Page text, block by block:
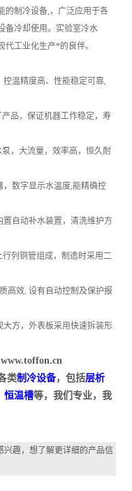
的制冷设备,，广泛应用于各
冷却使用。 实验室冷水
工业化生产*的良伴。
温精度高、性能稳定可靠,
品，保证机器工作稳定，寿
，大流量，效率高，恒久耐
数字显示水温度,能精确控
自动补水装置，清洗维护方
列铜管组成，制造时采用二
高效, 设有自动控制及保护报
方，外表板采用快速拆装形
www.toffon.cn
类制冷设备，包括层析
恒温槽等，我们专业，我
兴趣，想了解更详细的产品信